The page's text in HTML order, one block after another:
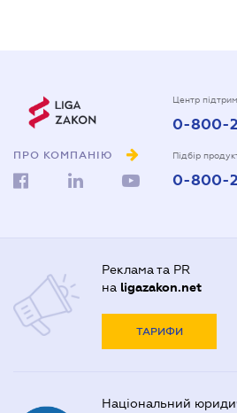
ПРО КОМПАНІЮ
Центр
0-800-
Підбір
0-800-
Реклама та PR
на ligazakon.net
ТАРИФИ
Національний